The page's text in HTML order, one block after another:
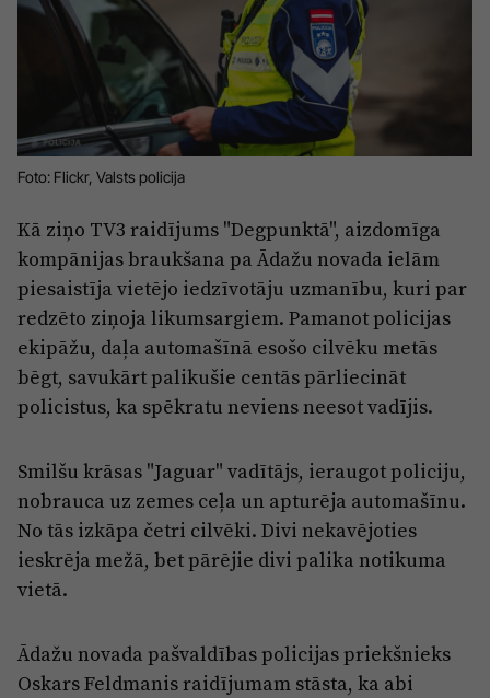
Ādaži
Olaine
Ropaži
Saulkrasti
Sigulda
Jūrmala
Mediju atbalsta fonds
Zivju fonds
Zaļā nākotne
Iedvesmai nav vecuma
Kodols
Kontakti
Reklāma
Par laikrakstu
Privātuma politika
Lietošanas noteikumi
Pārredzamības paziņojumi
Sludinājumi
Foto: Flickr, Valsts policija
Kā ziņo TV3 raidījums "Degpunktā", aizdomīga
kompānijas braukšana pa Ādažu novada ielām
piesaistīja vietējo iedzīvotāju uzmanību, kuri par
redzēto ziņoja likumsargiem. Pamanot policijas
ekipāžu, daļa automašīnā esošo cilvēku metās
bēgt, savukārt palikušie centās pārliecināt
policistus, ka spēkratu neviens neesot vadījis.
Smilšu krāsas "Jaguar" vadītājs, ieraugot policiju,
nobrauca uz zemes ceļa un apturēja automašīnu.
No tās izkāpa četri cilvēki. Divi nekavējoties
ieskrēja mežā, bet pārējie divi palika notikuma
vietā.
Ādažu novada pašvaldības policijas priekšnieks
Oskars Feldmanis raidījumam stāsta, ka abi